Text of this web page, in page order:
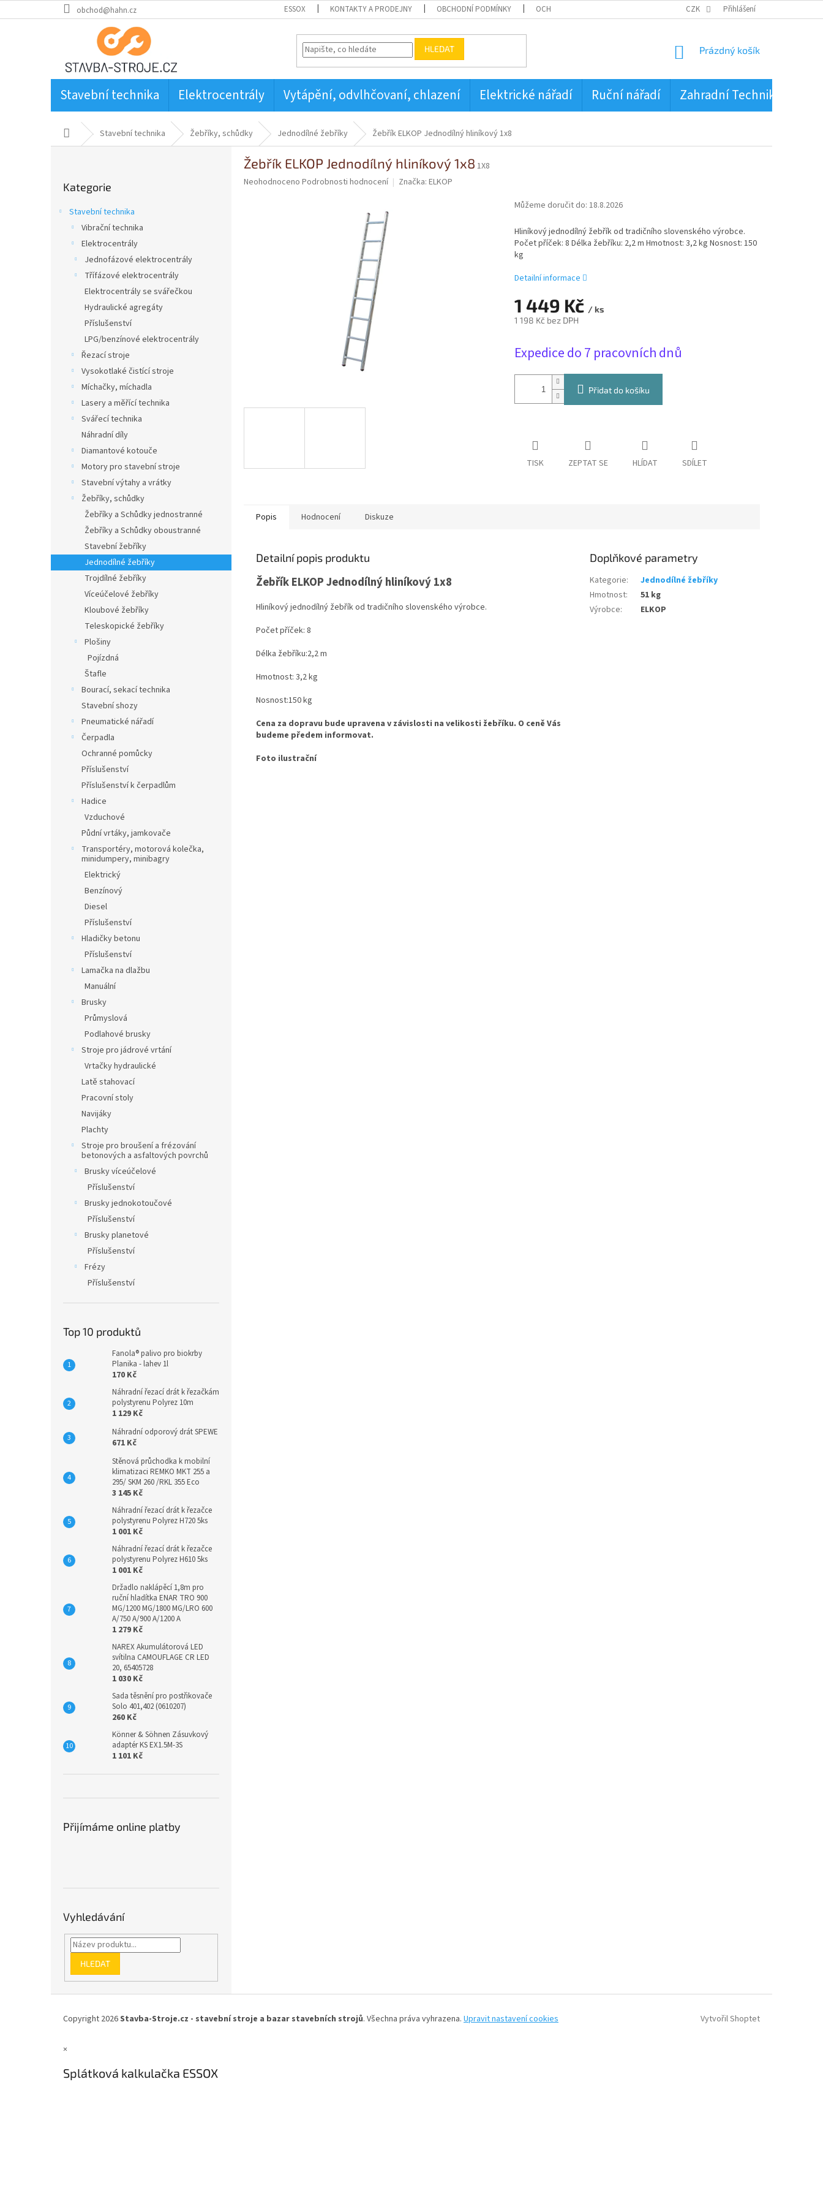
na
obchod@hahn.cz ESSOX KONTAKTY A PRODEJNY OBCHODNÍ PODMÍNKY OCHRANA OSOBNÍCH ÚDAJŮ CZK Přihlášení
HLEDAT
NÁKUPNÍ
Prázdný košík
Stavební technika Elektrocentrály Vytápění, odvlhčovaní, chlazení Elektrické nářadí Ruční nářadí Zahradní Technika
Domů Stavební technika Žebříky, schůdky Jednodílné žebříky Žebřík ELKOP Jednodílný hliníkový 1x8
kategorie
Kategorie
Stavební technika
Vibrační technika
Elektrocentrály
Jednofázové elektrocentrály
Třífázové elektrocentrály
Elektrocentrály se svářečkou
Hydraulické agregáty
Příslušenství
LPG/benzínové elektrocentrály
Řezací stroje
Vysokotlaké čistící stroje
Míchačky, míchadla
Lasery a měřící technika
Svářecí technika
Náhradní díly
Diamantové kotouče
Motory pro stavební stroje
Stavební výtahy a vrátky
Žebříky, schůdky
Žebříky a Schůdky jednostranné
Žebříky a Schůdky oboustranné
Stavební žebříky
Jednodílné žebříky
Trojdílné žebříky
Víceúčelové žebříky
Kloubové žebříky
Teleskopické žebříky
Plošiny
Pojízdná
Štafle
Bourací, sekací technika
Stavební shozy
Pneumatické nářadí
Čerpadla
Ochranné pomůcky
Příslušenství
Příslušenství k čerpadlům
Hadice
Vzduchové
Půdní vrtáky, jamkovače
Transportéry, motorová kolečka,
minidumpery, minibagry
Elektrický
Benzínový
Diesel
Příslušenství
Hladičky betonu
Příslušenství
Lamačka na dlažbu
Manuální
Brusky
Průmyslová
Podlahové brusky
Stroje pro jádrové vrtání
Vrtačky hydraulické
Latě stahovací
Pracovní stoly
Navijáky
Plachty
Stroje pro broušení a frézování
betonových a asfaltových povrchů
Brusky víceúčelové
Příslušenství
Brusky jednokotoučové
Příslušenství
Brusky planetové
Příslušenství
Frézy
Příslušenství
Top 10 produktů
Fanola® palivo pro biokrby
Planika - lahev 1l
170 Kč
Náhradní řezací drát k řezačkám
polystyrenu Polyrez 10m
1 129 Kč
Náhradní odporový drát SPEWE
671 Kč
Stěnová průchodka k mobilní
klimatizaci REMKO MKT 255 a
295/ SKM 260 /RKL 355 Eco
3 145 Kč
Náhradní řezací drát k řezačce
polystyrenu Polyrez H720 5ks
1 001 Kč
Náhradní řezací drát k řezačce
polystyrenu Polyrez H610 5ks
1 001 Kč
Držadlo naklápěcí 1,8m pro
ruční hladítka ENAR TRO 900
MG/1200 MG/1800 MG/LRO 600
A/750 A/900 A/1200 A
1 279 Kč
NAREX Akumulátorová LED
svítilna CAMOUFLAGE CR LED
20, 65405728
1 030 Kč
Sada těsnění pro postřikovače
Solo 401,402 (0610207)
260 Kč
Könner & Söhnen Zásuvkový
adaptér KS EX1.5M-3S
1 101 Kč
Přijímáme online platby
Vyhledávání
HLEDAT
Žebřík ELKOP Jednodílný hliníkový 1x8 1X8
Průměrné
Neohodnoceno Podrobnosti hodnocení Značka: ELKOP
1 449 Kč / ks
1 198 Kč bez DPH
cena:
Expedice do 7 pracovních dnů
Můžeme doručit do: 18.8.2026
Přidat do košíku
Hliníkový jednodílný žebřík od tradičního slovenského výrobce.
Počet příček: 8 Délka žebříku: 2,2 m Hmotnost: 3,2 kg Nosnost: 150
kg
Detailní informace
TISK ZEPTAT SE HLÍDAT SDÍLET
Popis Hodnocení Diskuze
Detailní popis produktu
Žebřík ELKOP Jednodílný hliníkový 1x8
Hliníkový jednodílný žebřík od tradičního slovenského výrobce.
Počet příček: 8
Délka žebříku:2,2 m
Hmotnost: 3,2kg
Nosnost:150 kg
Cena za dopravu bude upravena v závislosti na velikosti žebříku. O ceně Vás
budeme předem informovat.
Foto ilustrační
Doplňkové parametry
Kategorie:
Jednodílné žebříky
Hmotnost:
51 kg
Výrobce: ELKOP
Vytvořil Shoptet
Copyright 2026Stavba-Stroje.cz - stavební stroje a bazar stavebních strojů. Všechna práva vyhrazena. Upravit nastavení cookies
×
Splátková kalkulačka ESSOX